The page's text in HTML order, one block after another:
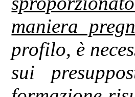
maniera
profilo, è
sui